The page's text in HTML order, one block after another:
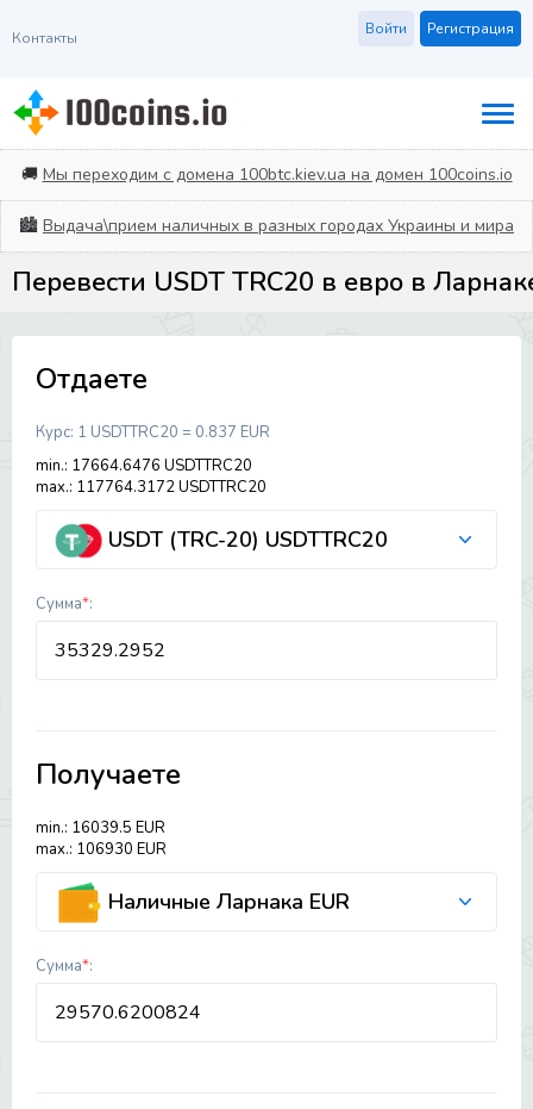
Контакты Регистрация
Войти
🚚 Мы переходим с домена 100btc.kiev.ua на домен 100coins.io
🏙️ Выдача\прием наличных в разных городах Украины и мира
Перевести USDT TRC20 в евро в
Отдаете
Курс: 1 USDTTRC20 = 0.837 EUR
min.: 17664.6476 USDTTRC20
max.: 117764.3172 USDTTRC20
USDT (TRC-20) USDTTRC20
Сумма*:
Получаете
min.: 16039.5 EUR
max.: 106930 EUR
Наличные Ларнака EUR
Сумма*: